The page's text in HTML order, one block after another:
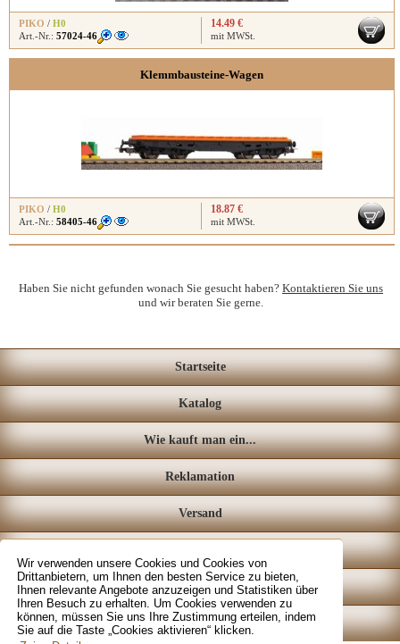
Wir verwenden unsere Cookies und Cookies von
Drittanbietern, um Ihnen den besten Service zu bieten,
Ihnen relevante Angebote anzuzeigen und Statistiken über
Ihren Besuch zu erhalten. Um Cookies verwenden zu
können, müssen Sie uns Ihre Zustimmung erteilen, indem
Sie auf die Taste „Cookies aktivieren“ klicken.
PIKO / H0
Art.-Nr.: 57024-46
14.49 €
mit MWSt.
Klemmbausteine-Wagen
PIKO / H0
Art.-Nr.: 58405-46
18.87 €
mit MWSt.
Haben Sie nicht gefunden wonach Sie gesucht haben?Kontaktieren Sie uns
und wir beraten Sie gerne.
Startseite
Katalog
Wie kauft man ein...
Reklamation
Versand
Fachgeschäft
Kontakt